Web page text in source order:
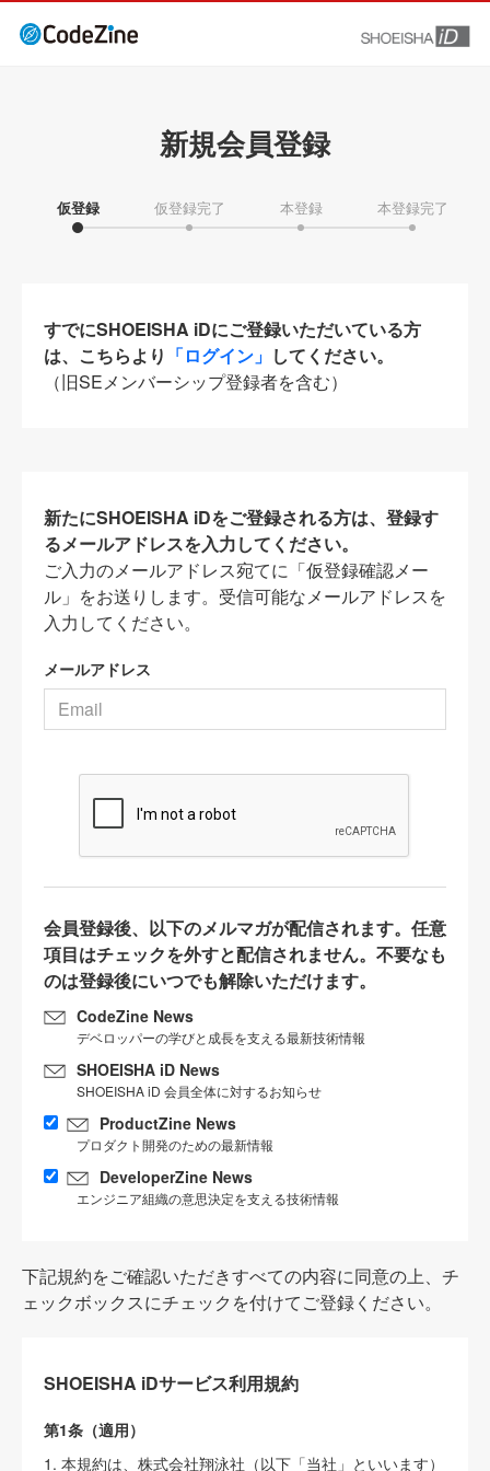
新規会員登録
仮登録 仮登録完了 本登録 本登録完了
すでにSHOEISHA iDにご登録いただいている方
は、こちらより 「ログイン」 してください。
（旧SEメンバーシップ登録者を含む）
新たにSHOEISHA iDをご登録される方は、登録す
るメールアドレスを入力してください。
ご入力のメールアドレス宛てに「仮登録確認メー
ル」をお送りします。受信可能なメールアドレスを
入力してください。
メールアドレス
会員登録後、以下のメルマガが配信されます。任意
項目はチェックを外すと配信されません。不要なも
のは登録後にいつでも解除いただけます。
CodeZine News
デベロッパーの学びと成長を支える最新技術情報
SHOEISHA iD News
SHOEISHA iD 会員全体に対するお知らせ
ProductZine News
プロダクト開発のための最新情報
DeveloperZine News
エンジニア組織の意思決定を支える技術情報
下記規約をご確認いただきすべての内容に同意の上、チ
ェックボックスにチェックを付けてご登録ください。
SHOEISHA iDサービス利用規約
第1条（適用）
1. 本規約は、株式会社翔泳社（以下「当社」といいます）